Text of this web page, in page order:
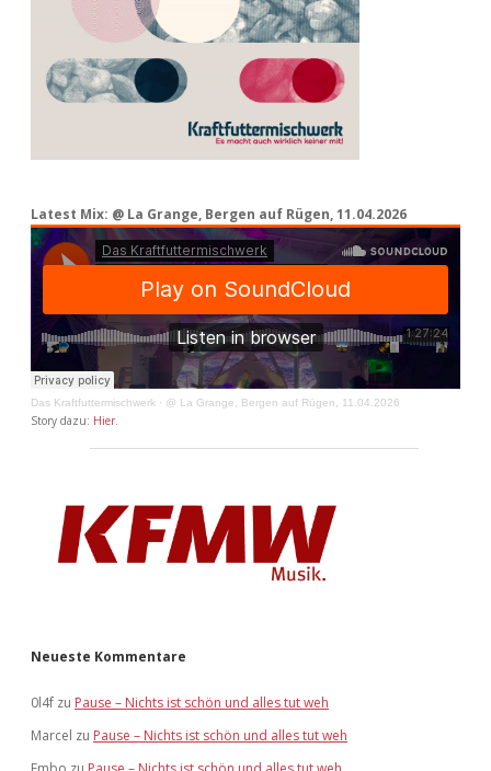
Latest Mix: @ La Grange, Bergen auf Rügen, 11.04.2026
Das Kraftfuttermischwerk · @ La Grange, Bergen auf Rügen, 11.04.2026
Story dazu: Hier.
Neueste Kommentare
0l4f zu Pause – Nichts ist schön und alles tut weh
Marcel zu Pause – Nichts ist schön und alles tut weh